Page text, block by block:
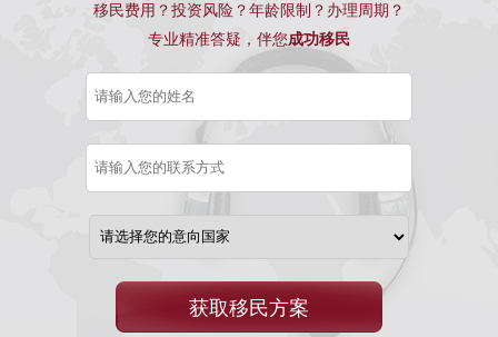
移民费用？投资风险？年龄限制？办理周期？
专业精准答疑，伴您成功移民
获取移民方案